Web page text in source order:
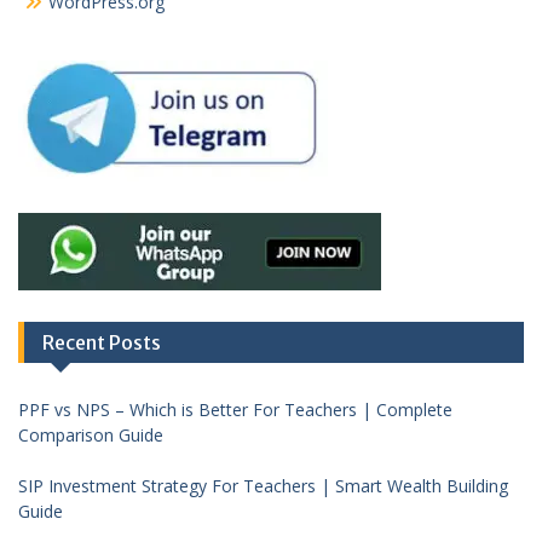
Recent Posts
PPF vs NPS – Which is Better For Teachers | Complete
Comparison Guide
SIP Investment Strategy For Teachers | Smart Wealth Building
Guide